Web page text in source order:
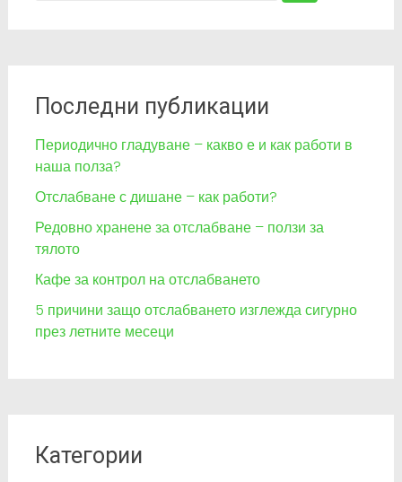
Последни публикации
Периодично гладуване – какво е и как работи в
наша полза?
Отслабване с дишане – как работи?
Редовно хранене за отслабване – ползи за
тялото
Кафе за контрол на отслабването
5 причини защо отслабването изглежда сигурно
през летните месеци
Категории